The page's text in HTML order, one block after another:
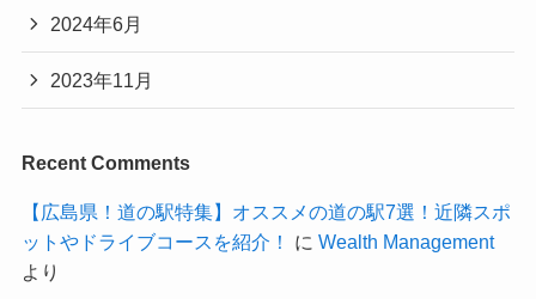
2024年6月
2023年11月
Recent Comments
【広島県！道の駅特集】オススメの道の駅7選！近隣スポ
ットやドライブコースを紹介！
に Wealth Management
より